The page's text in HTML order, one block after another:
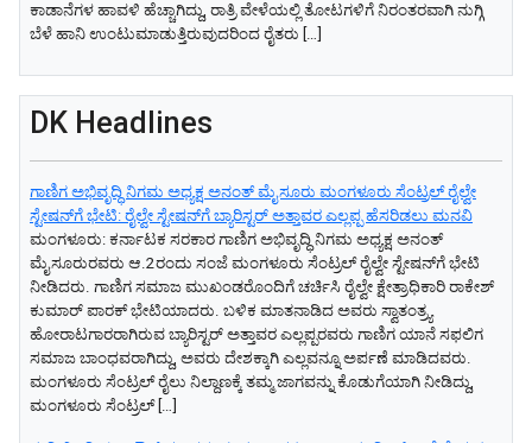
ಕಾಡಾನೆಗಳ ಹಾವಳಿ ಹೆಚ್ಚಾಗಿದ್ದು, ರಾತ್ರಿ ವೇಳೆಯಲ್ಲಿ ತೋಟಗಳಿಗೆ ನಿರಂತರವಾಗಿ ನುಗ್ಗಿ
ಬೆಳೆ ಹಾನಿ ಉಂಟುಮಾಡುತ್ತಿರುವುದರಿಂದ ರೈತರು […]
DK Headlines
ಗಾಣಿಗ ಅಭಿವೃದ್ಧಿ ನಿಗಮ ಅಧ್ಯಕ್ಷ‌ ಅನಂತ್‌ ಮೈಸೂರು ಮಂಗಳೂರು ಸೆಂಟ್ರಲ್‌ ರೈಲ್ವೇ
ಸ್ಟೇಷನ್‌ಗೆ ಭೇಟಿ: ರೈಲ್ವೇ ಸ್ಟೇಷನ್‌ಗೆ ಬ್ಯಾರಿಸ್ಟರ್‌ ಅತ್ತಾವರ ಎಲ್ಲಪ್ಪ ಹೆಸರಿಡಲು ಮನವಿ
ಮಂಗಳೂರು: ಕರ್ನಾಟಕ ಸರಕಾರ ಗಾಣಿಗ ಅಭಿವೃದ್ಧಿ ನಿಗಮ ಅಧ್ಯಕ್ಷ‌ ಅನಂತ್‌
ಮೈಸೂರುರವರು ಆ.2ರಂದು ಸಂಜೆ ಮಂಗಳೂರು ಸೆಂಟ್ರಲ್‌ ರೈಲ್ವೇ ಸ್ಟೇಷನ್‌ಗೆ ಭೇಟಿ
ನೀಡಿದರು. ಗಾಣಿಗ ಸಮಾಜ ಮುಖಂಡರೊಂದಿಗೆ ಚರ್ಚಿಸಿ ರೈಲ್ವೇ ಕ್ಷೇತ್ರಾಧಿಕಾರಿ ರಾಕೇಶ್‌
ಕುಮಾರ್‌ ಪಾರಕ್‌ ಭೇಟಿಯಾದರು. ಬಳಿಕ ಮಾತನಾಡಿದ ಅವರು ಸ್ವಾತಂತ್ರ್ಯ
ಹೋರಾಟಗಾರರಾಗಿರುವ ಬ್ಯಾರಿಸ್ಟರ್‌ ಅತ್ತಾವರ ಎಲ್ಲಪ್ಪರವರು ಗಾಣಿಗ ಯಾನೆ ಸಫಲಿಗ
ಸಮಾಜ ಬಾಂಧವರಾಗಿದ್ದು, ಅವರು ದೇಶಕ್ಕಾಗಿ ಎಲ್ಲವನ್ನೂ ಅರ್ಪಣೆ ಮಾಡಿದವರು.
ಮಂಗಳೂರು ಸೆಂಟ್ರಲ್‌ ರೈಲು ನಿಲ್ದಾಣಕ್ಕೆ ತಮ್ಮ ಜಾಗವನ್ನು ಕೊಡುಗೆಯಾಗಿ ನೀಡಿದ್ದು,
ಮಂಗಳೂರು ಸೆಂಟ್ರಲ್‌ […]